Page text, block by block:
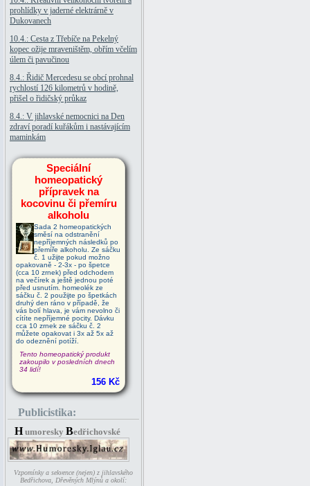
prohlídky v jaderné elektrárně v
Dukovanech
10.4.: Cesta z Třebíče na Pekelný
kopec ožije mraveništěm, obřím včelím
úlem či pavučinou
8.4.: Řidič Mercedesu se obcí prohnal
rychlostí 126 kilometrů v hodině,
přišel o řidičský průkaz
8.4.: V jihlavské nemocnici na Den
zdraví poradí kuřákům i nastávajícím
maminkám
Speciální
homeopatický
přípravek na
kocovinu či přemíru
alkoholu
Sada 2 homeopatických
směsí na odstranění
nepříjemných následků po
přemíře alkoholu. Ze sáčku
č. 1 užijte pokud možno
opakovaně - 2-3x - po špetce
(cca 10 zrnek) před odchodem
na večírek a ještě jednou poté
před usnutím. homeolék ze
sáčku č. 2 použijte po špetkách
druhý den ráno v případě, že
vás bolí hlava, je vám nevolno či
cítíte nepříjemné pocity. Dávku
cca 10 zrnek ze sáčku č. 2
můžete opakovat i 3x až 5x až
do odeznění potíží.
Tento homeopatický produkt
zakoupilo v posledních dnech
34 lidí!
156 Kč
Publicistika:
H umoresky Bedřichovské
Vzpomínky a sekvence (nejen) z jihlavského
Bedřichova, Dřevěných Mlýnů a okolí: